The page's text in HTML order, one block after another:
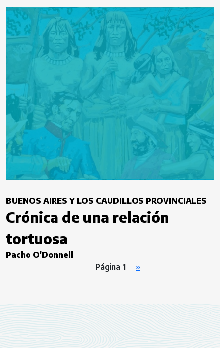
BUENOS AIRES Y LOS CAUDILLOS PROVINCIALES
Crónica de una relación
tortuosa
Pacho O'Donnell
Página 1 Siguiente página
››